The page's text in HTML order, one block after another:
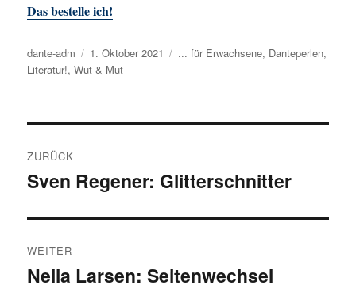
Das bestelle ich!
Autor
dante-adm
Veröffentlicht
am
1. Oktober 2021 Kategorien
... für Erwachsene, Danteperlen,
Literatur!,Wut & Mut
ZURÜCK
Vorheriger
Sven Regener: Glitterschnitter
WEITER
Nächster
Nella Larsen: Seitenwechsel